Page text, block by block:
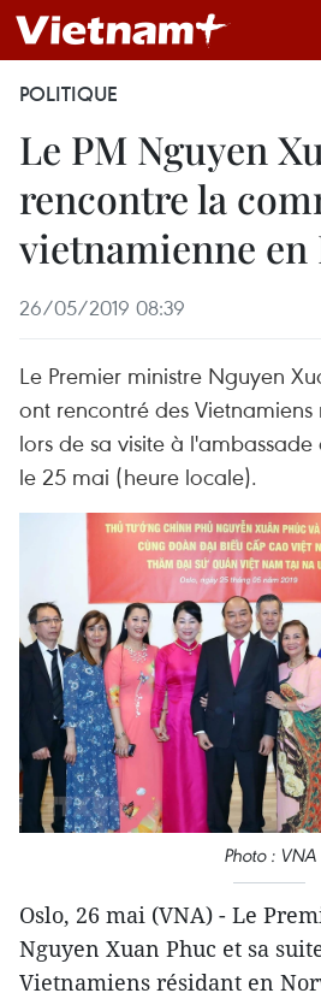
POLITIQUE
Le PM Nguyen
rencontre la
vietnamienne en
26/05/2019 08:39
Le Premier ministre Nguyen
ont rencontré des
lors de sa visite à
le 25 mai (heure locale).
Photo : VNA
Oslo, 26 mai (VNA) - Le
Nguyen Xuan Phuc et sa
Vietnamiens résidant en